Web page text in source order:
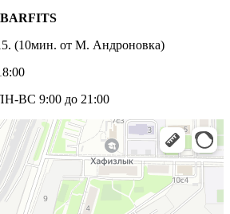
(10мин. от М. Андроновка)
ВС 9:00 до 21:00